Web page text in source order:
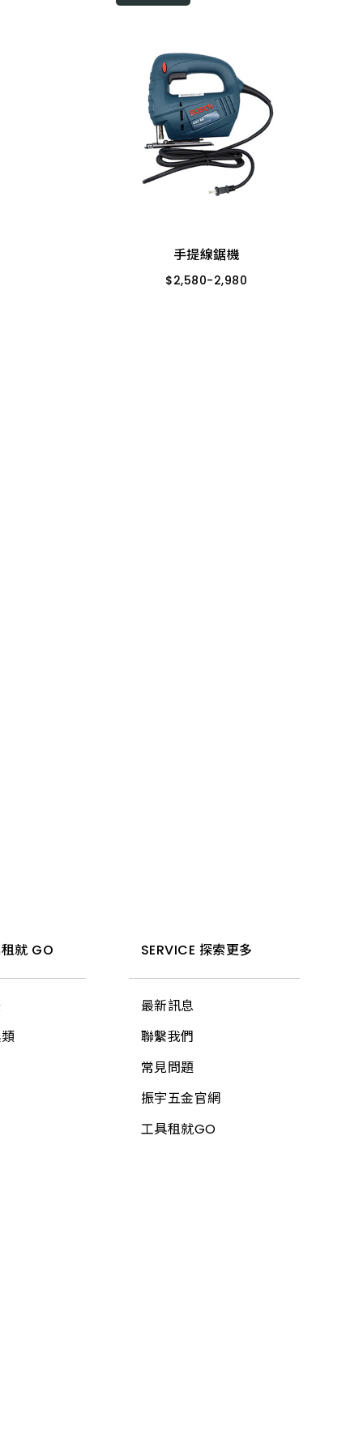
級
特級
加長
手提線鋸機
$2,580-2,980
手提線鋸機
GST65 GST680
就 GO SERVICE 探索更多
最新訊息
聯繫我們
常見問題
振宇五金官網
工具租就GO